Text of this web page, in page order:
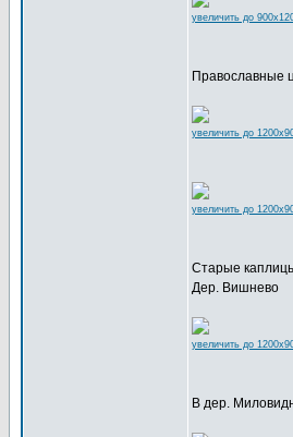
увеличить до
Православные
увеличить до
увеличить до
Старые
Дер. Вишнево
увеличить до
В дер.